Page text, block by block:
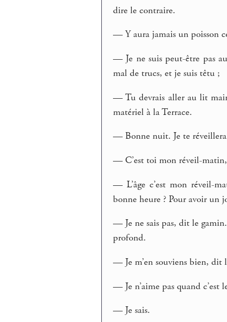
dire le contraire.
— Y aura jamais un poisson
— Je ne suis peut-être pas
mal de trucs, et je suis têtu ;
— Tu devrais aller au lit
matériel à la Terrace.
— Bonne nuit. Je te
— C’est toi mon réveil-
— L’âge c’est mon réveil-
bonne heure ? Pour avoir un
— Je ne sais pas, dit le
profond.
— Je m’en souviens bien, dit
— Je n’aime pas quand c’est
— Je sais.